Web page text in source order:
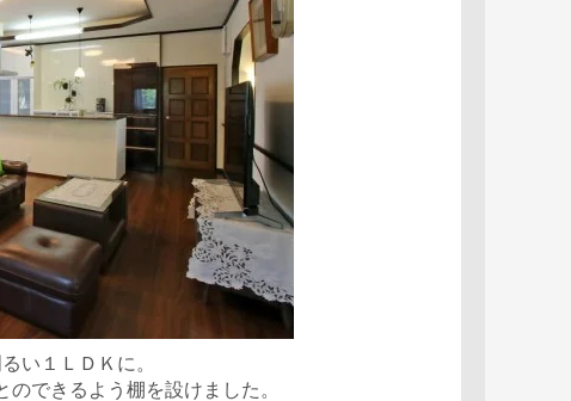
い１ＬＤＫに。
できるよう棚を設けました。